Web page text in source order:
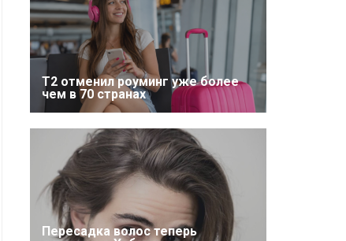
Т2 отменил роуминг уже более
чем в 70 странах
Пересадка волос теперь